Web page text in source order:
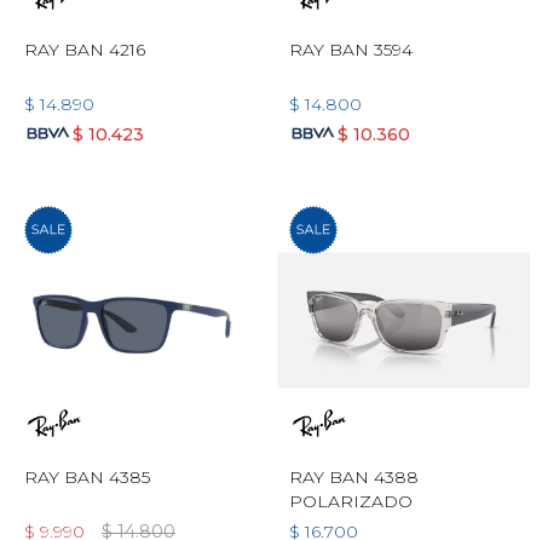
RAY BAN 4216
$ 14.890
$ 10.423
RAY BAN 3594
$ 14.800
$ 10.360
RAY BAN 4385
$ 9.990 $ 14.800
RAY BAN 4388
POLARIZADO
$ 16.700